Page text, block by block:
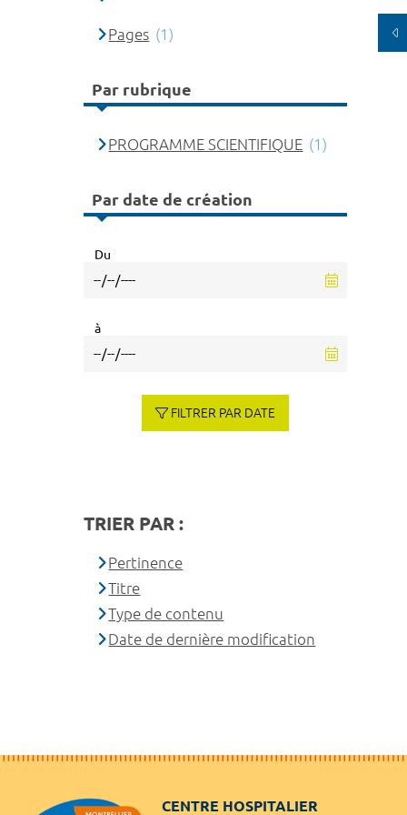
Pages (1)
Par rubrique
PROGRAMME SCIENTIFIQUE (1)
Par date de création
Du
à
FILTRER PAR DATE
TRIER PAR :
Pertinence
Titre
Type de contenu
Date de dernière modification
CENTRE HOSPITALIER